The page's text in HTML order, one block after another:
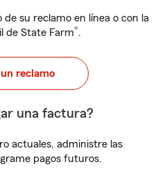
de su reclamo en línea o con la
de State Farm®.
reclamo
una factura?
actuales, administre las
pagos futuros.